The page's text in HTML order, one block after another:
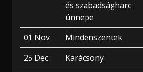
és szabadságharc
ünnepe
01 Nov
Mindenszentek
25 Dec
Karácsony